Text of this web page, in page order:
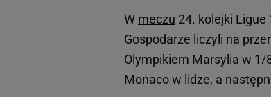
W meczu 24. kolejki Ligue
Gospodarze liczyli na
Olympikiem Marsylia w 1/
Monaco w lidze, a